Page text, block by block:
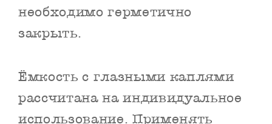
необходимо герметично
закрыть.
Ёмкость с глазными каплями
рассчитана на индивидуальное
использование. Применять